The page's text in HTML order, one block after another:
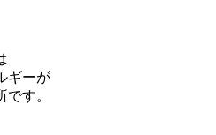
ギーが
す。